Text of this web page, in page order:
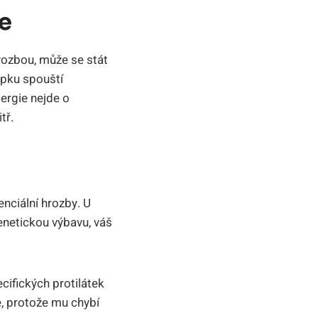
může se stát
spouští
nejde o
hrozby. U
výbavu, váš
protilátek
protože mu chybí